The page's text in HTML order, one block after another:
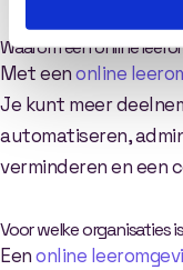
Waarom een online
Met eenonline
Je kunt meer
automatiseren,
verminderen en een
Voor welke organisaties
Eenonline